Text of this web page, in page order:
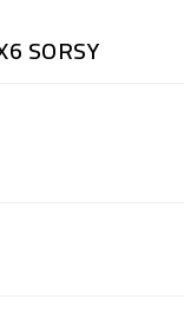
SORSY